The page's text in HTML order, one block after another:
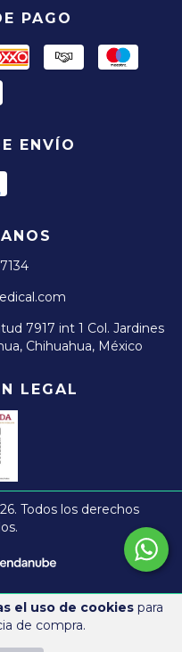
el uso de cookiespara
de compra.
PAGO
ENVÍO
7917 int 1 Col. Jardines
Chihuahua, México
LEGAL
Todos los derechos